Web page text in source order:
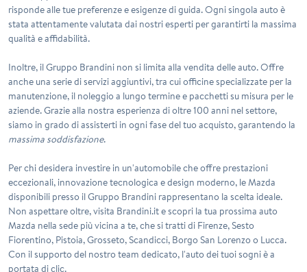
risponde alle tue preferenze e esigenze di guida. Ogni singola auto è
stata attentamente valutata dai nostri esperti per garantirti la massima
qualità e affidabilità.
Inoltre, il Gruppo Brandini non si limita alla vendita delle auto. Offre
anche una serie di servizi aggiuntivi, tra cui officine specializzate per la
manutenzione, il noleggio a lungo termine e pacchetti su misura per le
aziende. Grazie alla nostra esperienza di oltre 100 anni nel settore,
siamo in grado di assisterti in ogni fase del tuo acquisto, garantendo la
massima soddisfazione.
Per chi desidera investire in un'automobile che offre prestazioni
eccezionali, innovazione tecnologica e design moderno, leMazda
disponibili presso il Gruppo Brandini rappresentano la scelta ideale.
Non aspettare oltre, visita Brandini.it e scopri la tua prossima auto
Mazda nella sede più vicina a te, che si tratti di Firenze, Sesto
Fiorentino, Pistoia, Grosseto, Scandicci, Borgo San Lorenzo o Lucca.
Con il supporto del nostro team dedicato, l'auto dei tuoi sogni è a
portata di clic.